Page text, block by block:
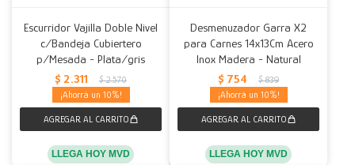
Escurridor Vajilla Doble Nivel
c/Bandeja Cubiertero
p/Mesada - Plata/gris
$ 2.311 $ 2.570
10
LLEGA HOY MVD
Desmenuzador Garra X2
para Carnes 14x13Cm Acero
Inox Madera - Natural
$ 754 $ 839
10
LLEGA HOY MVD